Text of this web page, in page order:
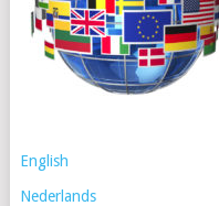
English
Nederlands